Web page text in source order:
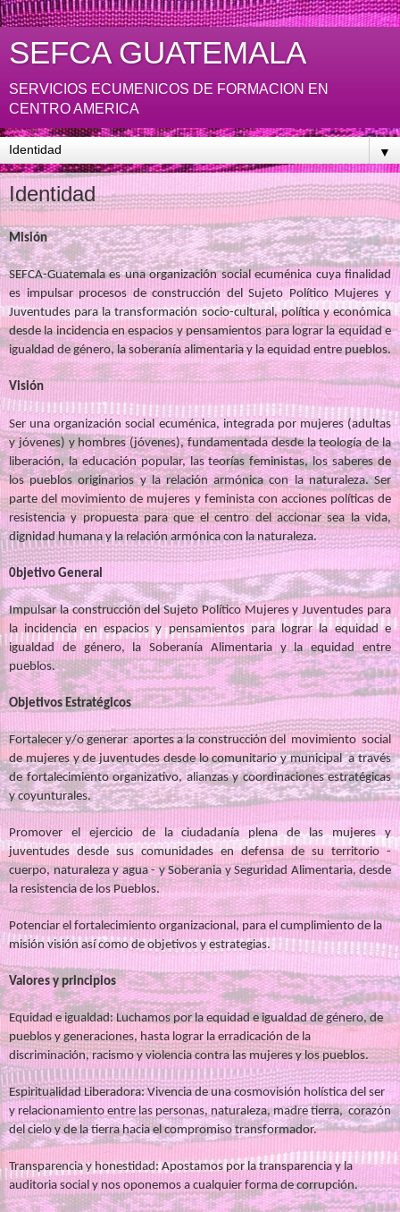
SEFCA GUATEMALA
SERVICIOS ECUMENICOS DE FORMACION EN
CENTRO AMERICA
▼
Identidad
Misión
SEFCA-Guatemala es una organización social ecuménica cuya finalidad
es impulsar procesos de construcción del Sujeto Político Mujeres y
Juventudes para la transformación socio-cultural, política y económica
desde la incidencia en espacios y pensamientos para lograr la equidad e
igualdad de género, la soberanía alimentaria y la equidad entre pueblos.
Visión
Ser una organización social ecuménica, integrada por mujeres (adultas
y jóvenes) y hombres (jóvenes), fundamentada desde la teología de la
liberación, la educación popular, las teorías feministas, los saberes de
los pueblos originarios y la relación armónica con la naturaleza. Ser
parte del movimiento de mujeres y feminista con acciones políticas de
resistencia y propuesta para que el centro del accionar sea la vida,
dignidad humana y la relación armónica con la naturaleza.
0bjetivo General
Impulsar la construcción del Sujeto Político Mujeres y Juventudes para
la incidencia en espacios y pensamientos para lograr la equidad e
igualdad de género, la Soberanía Alimentaria y la equidad entre
pueblos.
Objetivos Estratégicos
Fortalecer y/o generar aportes a la construcción del movimiento social
de mujeres y de juventudes desde lo comunitario y municipal a través
de fortalecimiento organizativo, alianzas y coordinaciones estratégicas
y coyunturales.
Promover el ejercicio de la ciudadanía plena de las mujeres y
juventudes desde sus comunidades en defensa de su territorio -
cuerpo, naturaleza y agua - y Soberania y Seguridad Alimentaria, desde
la resistencia de los Pueblos.
Potenciar el fortalecimiento organizacional, para el cumplimiento de la
misión visión así como de objetivos y estrategias.
Valores y principios
Equidad e igualdad: Luchamos por la equidad e igualdad de género, de
pueblos y generaciones, hasta lograr la erradicación de la
discriminación, racismo y violencia contra las mujeres y los pueblos.
Espiritualidad Liberadora: Vivencia de una cosmovisión holística del ser
y relacionamiento entre las personas, naturaleza, madre tierra, corazón
del cielo y de la tierra hacia el compromiso transformador.
Transparencia y honestidad: Apostamos por la transparencia y la
auditoria social y nos oponemos a cualquier forma de corrupción.